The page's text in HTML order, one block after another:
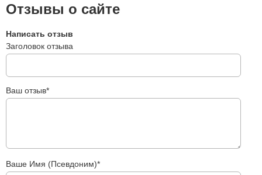
Отзывы о сайте
Написать отзыв
Заголовок отзыва
Ваш отзыв*
Ваше Имя (Псевдоним)*